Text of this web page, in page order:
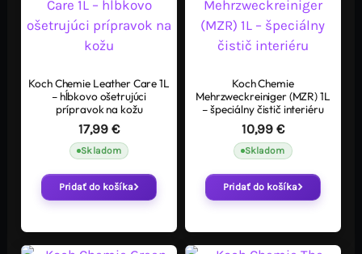
Koch Chemie Leather Care 1L
– hĺbkovo ošetrujúci
prípravok na kožu
17,99€
Skladom
Pridať do košíka
Koch Chemie
Mehrzweckreiniger (MZR) 1L
– špeciálny čistič interiéru
10,99 €
Skladom
Pridať do košíka